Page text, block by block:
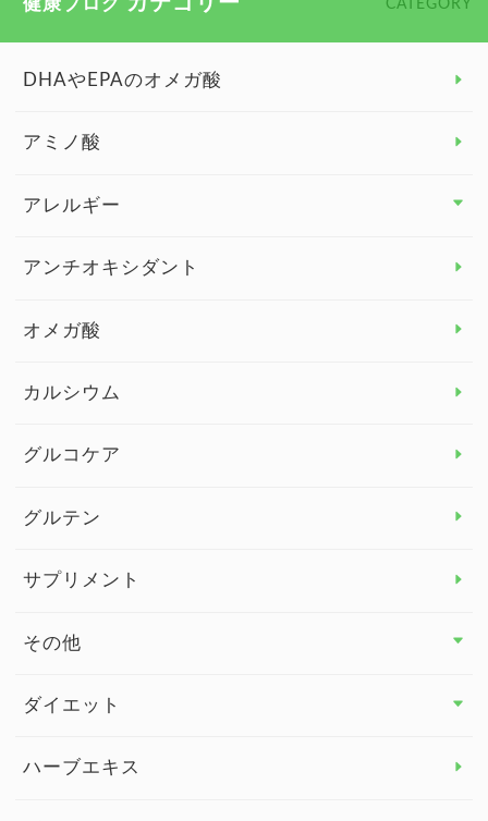
健康ブログ CATEGORY
DHAやEPAのオメガ酸
アミノ酸
アレルギー
アレルギー トップ
アンチオキシダント
オメガ酸
カルシウム
グルコケア
グルテン
サプリメント
その他
その他 トップ
ダイエット
ダイエット トップ
ハーブエキス